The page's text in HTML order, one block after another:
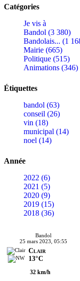
Catégories
Je vis à
Bandol (3 380)
Bandolais... (1
Mairie (665)
Politique (515)
Animations (346)
Étiquettes
bandol (63)
conseil (26)
vin (18)
municipal (14)
noel (14)
Année
2022 (6)
2021 (5)
2020 (9)
2019 (15)
2018 (36)
Bandol
25 mars 2023, 05:55
Clair
13°C
32 km/h